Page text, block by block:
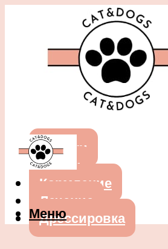
Собаки
Кошки
Кормление
Лечение
Дрессировка
Меню